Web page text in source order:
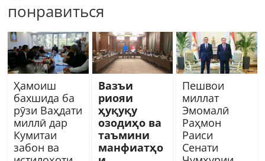
понравиться
Ҳамоиш
бахшида ба
рӯзи Ваҳдати
миллӣ дар
Кумитаи
забон ва
Вазъи
риояи
ҳуқуқу
озодиҳо ва
таъмини
манфиатҳо
Пешвои
миллат
Эмомалӣ
Раҳмон
Раиси
Сенати